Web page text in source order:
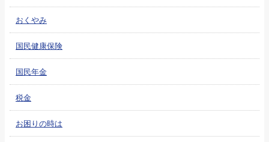
おくやみ
国民健康保険
国民年金
税金
お困りの時は